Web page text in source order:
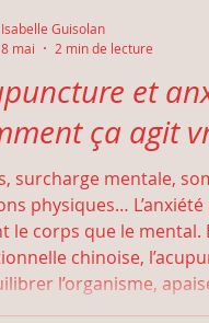
et
ça agit
surcharge mentale,
physiques…
le corps que le mental.
chinoise,
l’organisme,
et retrouver un état
Isabelle Guisolan
8 mai
2 min de lecture